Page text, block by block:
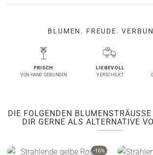
BLUMEN. FREUDE.
FRISCH
VON HAND GEBUNDEN
LIEBEVOLL
VERSCHICKT
DIE FOLGENDEN BLUMENSTRÄUSSE
IR GERNE ALS ALTERNATIVE
-16%